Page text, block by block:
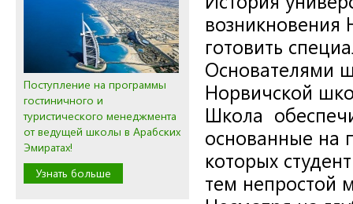
Поступление на программы
гостиничного и
туристического менеджмента
от ведущей школы в Арабских
Эмиратах!
Узнать больше
возникновения
готовить
Основателями
Норвичской
Школа
основанные на
которых
тем непростой